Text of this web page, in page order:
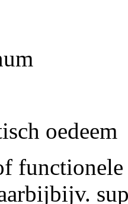
oedeem